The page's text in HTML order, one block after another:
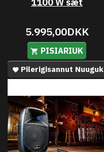
5.995,00DKK
PISIARIUK
Pilerigisannut Nuuguk